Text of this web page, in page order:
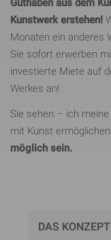
Guthaben aus dem
Kunstwerk erstehen!
Monaten ein anderes
Sie sofort erwerben
investierte Miete auf
Werkes an!
Sie sehen – ich
mit Kunst
möglich sein.
DAS